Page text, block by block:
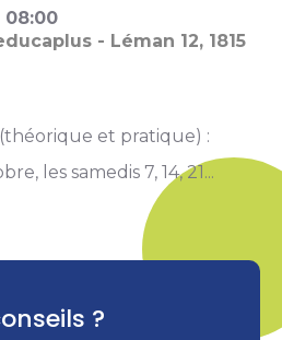
08:00
- Léman 12, 1815
et pratique) :
les samedis 7, 14, 21...
?